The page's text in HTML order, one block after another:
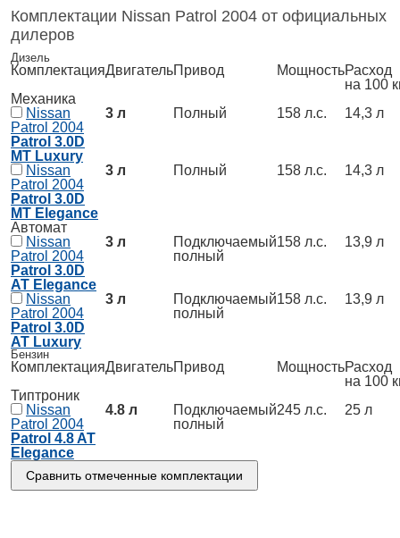
Комплектации Nissan Patrol 2004 от официальных
дилеров
Дизель
КомплектацияДвигательПривод МощностьРасход
на 100
Механика
Nissan
Patrol 2004
Patrol 3.0D
MT Luxury
3 л Полный 158 л.с. 14,3 л
Nissan
Patrol 2004
Patrol 3.0D
MT Elegance
3 л Полный 158 л.с. 14,3 л
Автомат
Nissan
Patrol 2004
Patrol 3.0D
AT Elegance
3 л
Подключаемый
полный
158 л.с. 13,9 л
Nissan
Patrol 2004
Patrol 3.0D
AT Luxury
3 л
Подключаемый
полный
158 л.с. 13,9 л
Бензин
КомплектацияДвигательПривод МощностьРасход
на 100
Типтроник
Nissan
Patrol 2004
Patrol 4.8 AT
Elegance
4.8 л
Подключаемый
полный
245 л.с. 25 л